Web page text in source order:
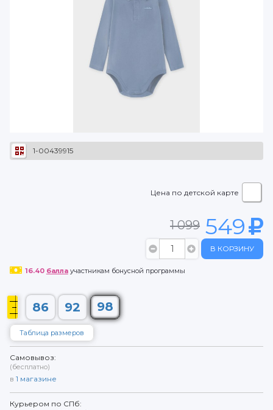
1-00439915
Цена по детской карте
1 099 549
В КОРЗИНУ
16.40 баллаучастникам бонусной программы
86 92 98
Таблица размеров
Самовывоз:
(бесплатно)
в 1 магазине
Курьером по СПб: